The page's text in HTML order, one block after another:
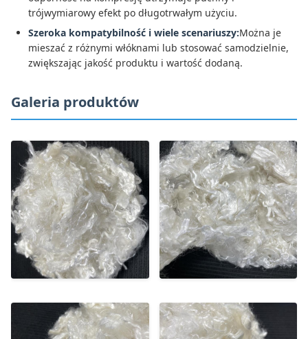
trójwymiarowy efekt po długotrwałym użyciu.
Szeroka kompatybilność i wiele scenariuszy:Można je
mieszać z różnymi włóknami lub stosować samodzielnie,
zwiększając jakość produktu i wartość dodaną.
Galeria produktów